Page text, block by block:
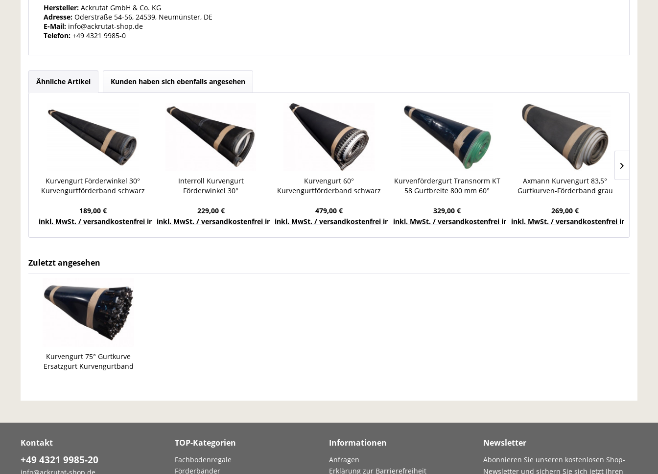
Hersteller: Ackrutat GmbH & Co. KG
Adresse: Oderstraße 54-56, 24539, Neumünster, DE
E-Mail: info@ackrutat-shop.de
Telefon: +49 4321 9985-0
Ähnliche Artikel Kunden haben sich ebenfalls angesehen
Kurvengurt Förderwinkel 30°
Kurvengurtförderband schwarz
189,00 €
inkl. MwSt. / versandkostenfrei innerhalb Deutschlands
Interroll Kurvengurt
Förderwinkel 30°
B 1.405 mm
229,00 €
inkl. MwSt. / versandkostenfrei innerhalb Deutschlands
Kurvengurt 60°
Kurvengurtförderband schwarz
479,00 €
inkl. MwSt. / versandkostenfrei innerhalb Deutschlands
Kurvenfördergurt Transnorm KT
58 Gurtbreite 800 mm 60°
329,00 €
inkl. MwSt. / versandkostenfrei innerhalb Deutschlands
Axmann Kurvengurt 83,5°
Gurtkurven-Förderband grau
269,00 €
inkl. MwSt. / versandkostenfrei innerhalb
Zuletzt angesehen
Kurvengurt 75° Gurtkurve
Ersatzgurt Kurvengurtband
Kontakt
+49 4321 9985-20
TOP-Kategorien
Fachbodenregale
Förderbänder
Informationen
Anfragen
Erklärung zur Barrierefreiheit
Newsletter
Abonnieren Sie unseren kostenlosen Shop-
Newsletter und sichern Sie sich jetzt Ihren